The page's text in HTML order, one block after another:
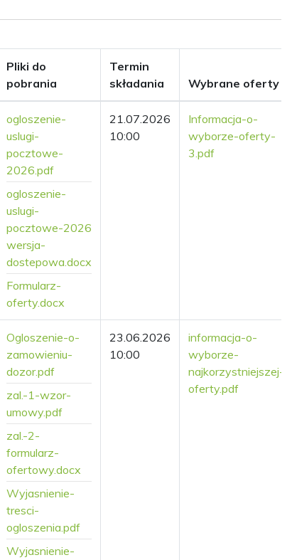
Pliki do
pobrania
Termin
składania
Wybrane oferty
ogloszenie-
uslugi-
pocztowe-
2026.pdf
ogloszenie-
uslugi-
pocztowe-2026
wersja-
dostepowa.docx
Formularz-
oferty.docx
21.07.2026
10:00
Informacja-o-
wyborze-oferty-
3.pdf
Ogloszenie-o-
zamowieniu-
dozor.pdf
zal.-1-wzor-
umowy.pdf
zal.-2-
formularz-
ofertowy.docx
Wyjasnienie-
tresci-
ogloszenia.pdf
Wyjasnienie-
23.06.2026
10:00
informacja-o-
wyborze-
najkorzystniejszej-
oferty.pdf